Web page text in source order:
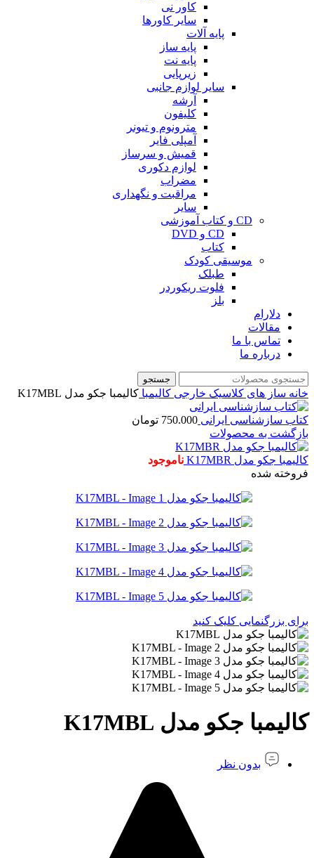
کاور نی
سایر کاورها
پایه آلات
پایه ساز
پایه نت
زیرپایی
سایر لوازم جانبی
آرشه
کلیفون
مترونوم و تیونر
آمپلی فایر
قمیش و سرساز
لوازم دکوری
مضراب
مراقبت و نگهداری
سایر
CD و کتاب آموزشی
CD و DVD
کتاب
موسیقی کودک
طبلک
فلوت ریکوردر
بلز
دلارام
مقالات
تماس با ما
درباره ما
جستجو
خانه ساز های کلاسیک خارجی کالیمبا کالیمبا جکو مدل K17MBL
کتاب سازشناسی ایرانی 750.000 تومان
بازگشت به محصولات
کالیمبا جکو مدل K17MBR
ناموجود
فروخته شده
برای بزرگنمایی کلیک کنید
کالیمبا جکو مدل K17MBL
بدون نظر